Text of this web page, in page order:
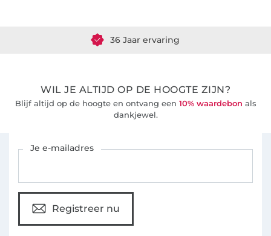
36 Jaar ervaring
WIL JE ALTIJD OP DE HOOGTE ZIJN?
Blijf altijd op de hoogte en ontvang een 10% waardebon als
dankjewel.
Je e-mailadres
Registreer nu